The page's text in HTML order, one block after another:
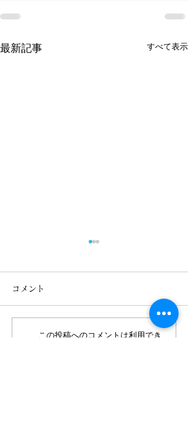
最新記事 すべて表示
7/11 案山子作り教室が
コメント
この投稿へのコメントは利用でき